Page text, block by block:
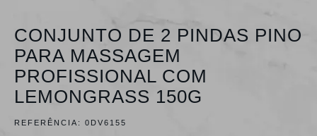
CONJUNTO DE 2 PINDAS PINO
PARA MASSAGEM
PROFISSIONAL COM
LEMONGRASS 150G
REFERÊNCIA: 0DV6155